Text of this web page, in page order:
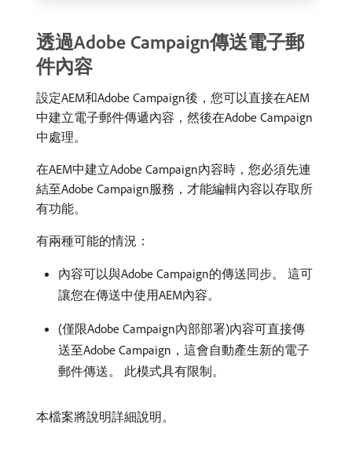
透過Adobe Campaign傳送電子郵
件內容
設定AEM和Adobe Campaign後，您可以直接在AEM
中建立電子郵件傳遞內容，然後在Adobe Campaign
中處理。
在AEM中建立Adobe Campaign內容時，您必須先連
結至Adobe Campaign服務，才能編輯內容以存取所
有功能。
有兩種可能的情況：
內容可以與Adobe Campaign的傳送同步。 這可
讓您在傳送中使用AEM內容。
(僅限Adobe Campaign內部部署)內容可直接傳
送至Adobe Campaign，這會自動產生新的電子
郵件傳送。 此模式具有限制。
本檔案將說明詳細說明。